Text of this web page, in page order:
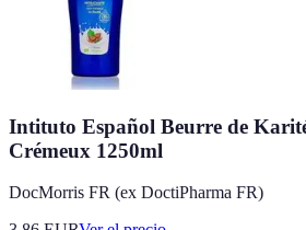
Intituto Español Beurre de
Crémeux 1250ml
DocMorris FR (ex DoctiPharma FR)